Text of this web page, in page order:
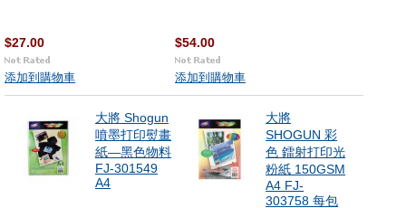
$27.00
添加到購物車
$54.00
添加到購物車
大將 Shogun
噴墨打印熨畫
紙—黑色物料
FJ-301549
A4
大將
SHOGUN 彩
色 鐳射打印光
粉紙 150GSM
A4 FJ-
303758 每包